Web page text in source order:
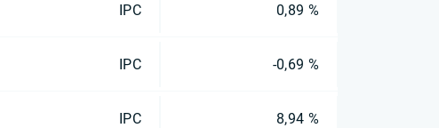
IPC 0,89 %
IPC -0,69 %
IPC 8,94 %